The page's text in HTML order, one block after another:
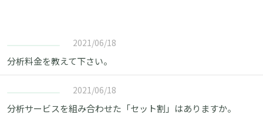
2021/06/18
分析料金を教えて下さい。
2021/06/18
分析サービスを組み合わせた「セット割」はありますか。